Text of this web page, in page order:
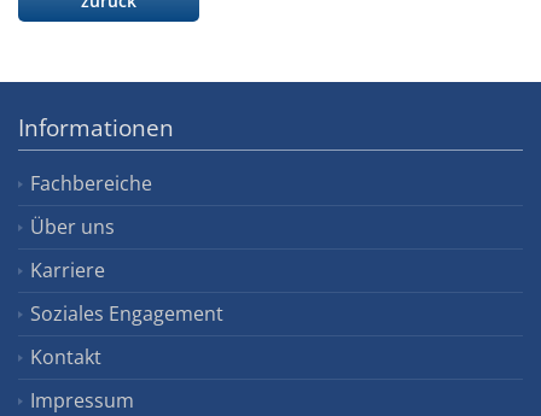
Informationen
Fachbereiche
Über uns
Karriere
Soziales Engagement
Kontakt
Impressum